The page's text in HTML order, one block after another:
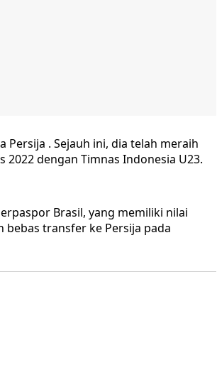
. Sejauh ini, dia telah meraih
2022 dengan Timnas Indonesia U23.
Brasil, yang memiliki nilai
bebas transfer ke Persija pada